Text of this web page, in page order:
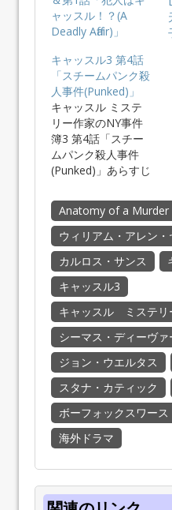
ャッスル！？(A
Deadly Affair)」
キャッスル3 第4話
「スチームパンク殺
人事件(Punked)」
キャッスル ミステ
リー作家のNY事件
簿3 第4話「スチー
ムパンク殺人事件
(Punked)」あらすじ
Anatomy of a Murder
ウィリアム・アレン
カルロス・サンス
キャッスル3
キャッスル ミステリ
シーマス・ディーヴァ
ジョン・ウエルタス
スタナ・カティック
ボーフォックスワース
海外ドラマ